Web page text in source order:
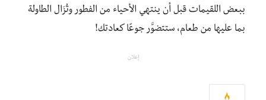
ببعض اللقيمات قبل أن ينتهي الأحياء من الفطور وتُزَال الطاولة
بما عليها من طعام، ستتضوَّر جوعًا كعادتك!
إعلان